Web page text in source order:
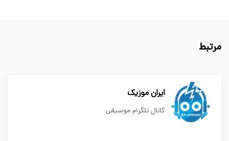
مرتبط
ایران موزیک
کانال تلگرام موسیقی